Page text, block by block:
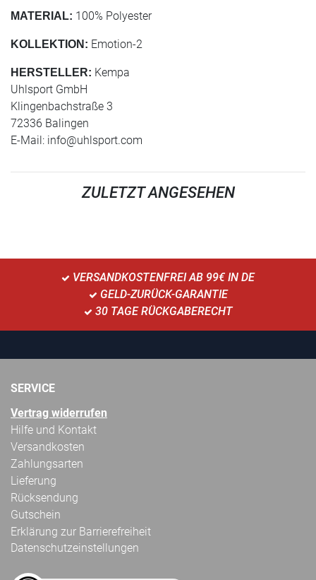
MATERIAL: 100% Polyester
KOLLEKTION: Emotion-2
HERSTELLER: Kempa
Uhlsport GmbH
Klingenbachstraße 3
72336 Balingen
E-Mail: info@uhlsport.com
ZULETZT ANGESEHEN
VERSANDKOSTENFREI AB 99€ IN DE
GELD-ZURÜCK-GARANTIE
30 TAGE RÜCKGABERECHT
SERVICE
Vertrag widerrufen
Hilfe und Kontakt
Versandkosten
Zahlungsarten
Lieferung
Rücksendung
Gutschein
Erklärung zur Barrierefreiheit
Datenschutzeinstellungen